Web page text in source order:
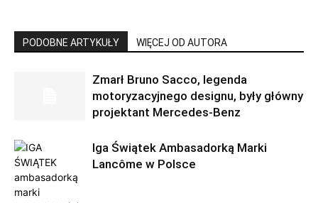
PODOBNE ARTYKUŁY WIĘCEJ OD AUTORA
Zmarł Bruno Sacco, legenda
motoryzacyjnego designu, były główny
projektant Mercedes-Benz
Iga Świątek Ambasadorką Marki
Lancôme w Polsce